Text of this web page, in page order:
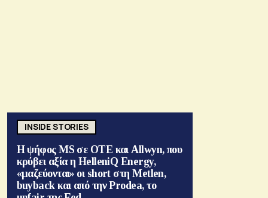
INSIDE STORIES
Η ψήφος MS σε ΟΤΕ και Allwyn, που
κρύβει αξία η HelleniQ Energy,
«μαζεύονται» οι short στη Metlen,
buyback και από την Prodea, το